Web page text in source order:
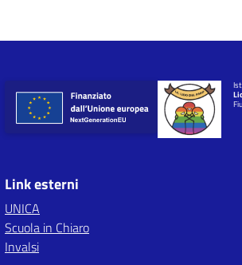
Link esterni
UNICA
Scuola in Chiaro
Invalsi